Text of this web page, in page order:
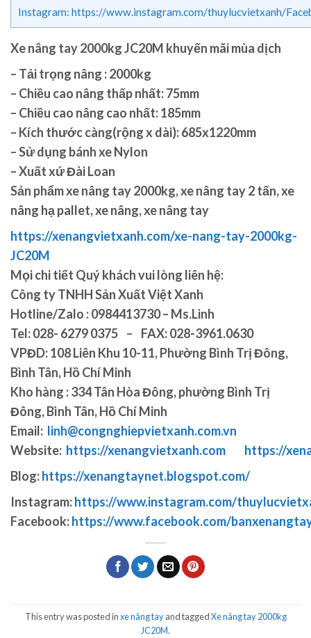
Instagram: https://www.instagram.com/thuylucvietxanh/
Xe nâng tay 2000kg JC20M khuyến mãi mùa dịch
– Tải trọng nâng : 2000kg
– Chiều cao nâng thấp nhất: 75mm
– Chiều cao nâng cao nhất: 185mm
– Kích thước càng(rộng x dài): 685x1220mm
– Sử dụng bánh xe Nylon
– Xuất xứ Đài Loan
Sản phẩm xe nâng tay 2000kg, xe nâng tay 2 tấn, xe
nâng hạ pallet, xe nâng, xe nâng tay
https://xenangvietxanh.com/xe-nang-tay-2000kg-
JC20M
Mọi chi tiết Quý khách vui lòng liên hệ:
Công ty TNHH Sản Xuất Việt Xanh
Hotline/Zalo : 0984413730 – Ms.Linh
Tel: 028- 6279 0375 – FAX: 028-3961.0630
VPĐD: 108 Liên Khu 10-11, Phường Bình Trị Đông,
Bình Tân, Hồ Chí Minh
Kho hàng : 334 Tân Hòa Đông, phường Bình Trị
Đông, Bình Tân, Hồ Chí Minh
Email: linh@congnghiepvietxanh.com.vn
Website: https://xenangvietxanh.com
https://
Blog:https://xenangtaynet.blogspot.com/
Instagram:https://www.instagram.com/
Facebook:https://www.facebook.com/
This entry was posted inxe nâng tayand taggedXe nâng tay 2000kg
JC20M.